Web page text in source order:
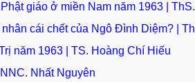
giáo ở miền Nam năm 1963 |
cái chết của Ngô Đình Diệm? |
năm 1963 | TS. Hoàng Chí Hiếu
Nhất Nguyên